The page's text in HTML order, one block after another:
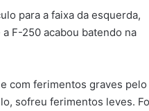
para a faixa da esquerda,
F-250 acabou batendo na
com ferimentos graves pelo
sofreu ferimentos leves.
moradores da zona rural
com o Projeto Mãos que
com equipe
em Uruaçu